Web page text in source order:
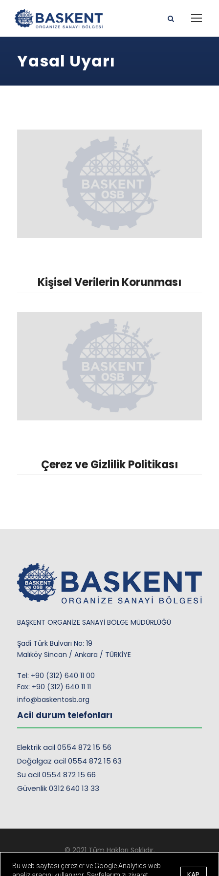
Yasal Uyarı
Kişisel Verilerin Korunması
Çerez ve Gizlilik Politikası
BAŞKENT ORGANİZE SANAYİ BÖLGE MÜDÜRLÜĞÜ
Şadi Türk Bulvarı No: 19
Malıköy Sincan / Ankara / TÜRKİYE
Tel: +90 (312) 640 11 00
Fax: +90 (312) 640 11 11
info@baskentosb.org
Acil durum telefonları
Elektrik acil 0554 872 15 56
Doğalgaz acil 0554 872 15 63
Su acil 0554 872 15 66
Güvenlik 0312 640 13 33
© 2021 Tüm Hakları Saklıdır.
Kişisel Verilerin Korunması
- Çerez ve Gizlilik Politikası
Bu web sayfası çerezler ve Google Analytics web